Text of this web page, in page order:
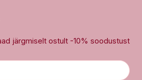
järgmiselt ostult -10% soodustust